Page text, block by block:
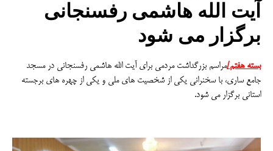
آیت الله هاشمی رفسنجانی
برگزار می شود
بسته هفتم/مراسم بزرگداشت مردمی برای آیت الله هاشمی رفسنجانی در مسجد
جامع ساری، با سخنرانی یکی از شخصیت های ملی و یکی از چهره های برجسته
استانی برگزار می شود.